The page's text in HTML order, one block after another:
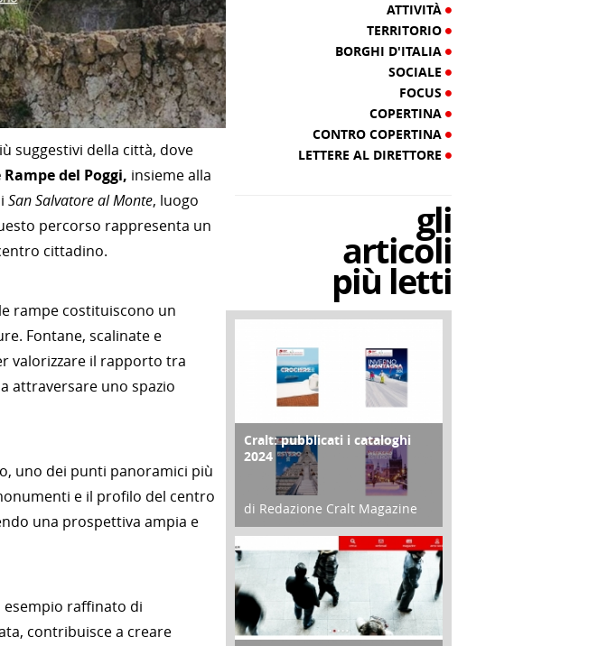
suggestivi della città, dove
Rampe del Poggi, insieme alla
San Salvatore al Monte, luogo
percorso rappresenta un
cittadino.
rampe costituiscono un
Fontane, scalinate e
valorizzare il rapporto tra
attraversare uno spazio
uno dei punti panoramici più
e il profilo del centro
una prospettiva ampia e
esempio raffinato di
contribuisce a creare
ATTIVITÀ
TERRITORIO
BORGHI D'ITALIA
SOCIALE
FOCUS
COPERTINA
CONTRO COPERTINA
LETTERE AL DIRETTORE
gli
articoli
più letti
COPERTINA
Cralt: pubblicati i cataloghi
2024
di Redazione Cralt Magazine
21 Novembre 2023